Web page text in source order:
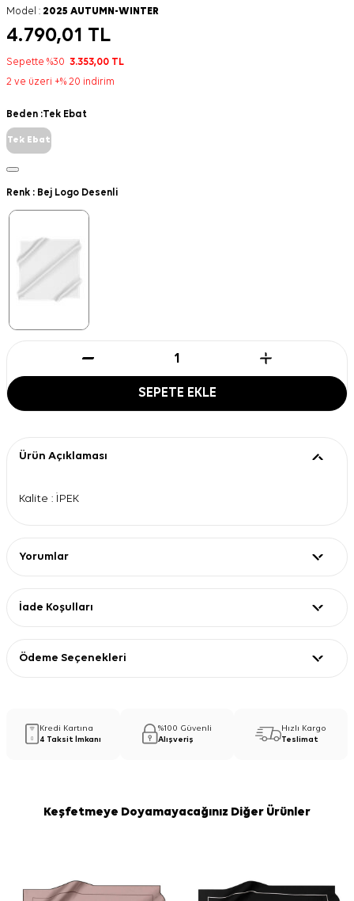
Model : 2025 AUTUMN-WINTER
4.790,01 TL
Sepette %30 3.353,00 TL
2 ve üzeri +% 20 indirim
Beden :Tek Ebat
Tek Ebat
Renk : Bej Logo Desenli
SEPETE EKLE
Ürün Açıklaması
Kalite : İPEK
Yorumlar
İade Koşulları
Ödeme Seçenekleri
Kredi Kartına
4 Taksit İmkanı
%100 Güvenli
Alışveriş
Hızlı Kargo
Teslimat
Keşfetmeye Doyamayacağınız Diğer Ürünler